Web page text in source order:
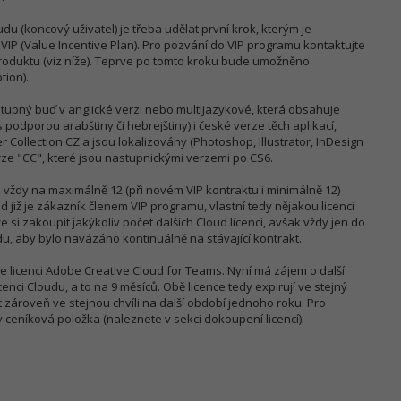
(koncový uživatel) je třeba udělat první krok, kterým je
(Value Incentive Plan). Pro pozvání do VIP programu kontaktujte
(viz níže). Teprve po tomto kroku bude umožněno
buď v anglické verzi nebo multijazykové, která obsahuje
podporou arabštiny či hebrejštiny) i české verze těch aplikací,
Collection CZ a jsou lokalizovány (Photoshop, Illustrator, InDesign
"CC", které jsou nastupnickými verzemi po CS6.
na maximálně 12 (při novém VIP kontraktu i minimálně 12)
již je zákazník členem VIP programu, vlastní tedy nějakou licenci
si zakoupit jakýkoliv počet dalších Cloud licencí, avšak vždy jen do
aby bylo navázáno kontinuálně na stávající kontrakt.
licenci Adobe Creative Cloud for Teams. Nyní má zájem o další
Cloudu, a to na 9 měsíců. Obě licence tedy expirují ve stejný
zároveň ve stejnou chvíli na další období jednoho roku. Pro
položka (naleznete v sekci dokoupení licencí).